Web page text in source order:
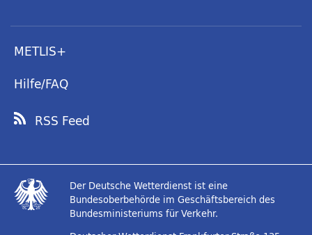
METLIS+
Hilfe/FAQ
RSS Feed
Der Deutsche Wetterdienst ist eine
Bundesoberbehörde im Geschäftsbereich des
Bundesministeriums für Verkehr.